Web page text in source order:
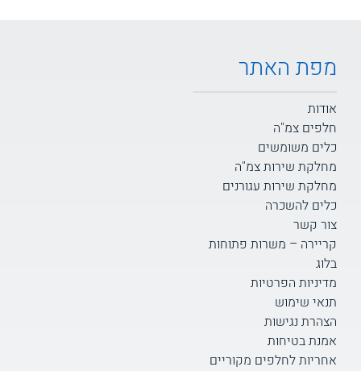
מפת האתר
אודות
חלפים צמ"ה
כלים משומשים
מחלקת שירות צמ"ה
מחלקת שירות עגורנים
כלים להשכרה
צור קשר
קריירה – משרות פתוחות
בלוג
מדיניות הפרטיות
תנאי שימוש
הצהרת נגישות
אמנת בטיחות
אחריות לחלפים מקוריים